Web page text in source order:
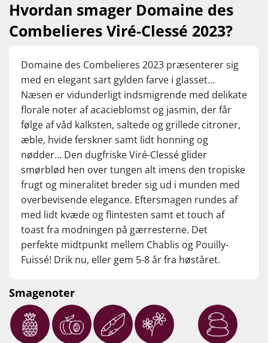
været langt dyrere. Nu kan du endelig få rislende lækker
hvid Bourgogne til det den burde koste.
Nyd den som aperitif eller til fisk og skaldyr, sushi, tapas,
fjerkræ, lette svamperetter og cremede oste. Servér ved 10-
12°C
er det kun positivt. For det er saftigt,
læskende og juicy på en måde, man sjældent
Normalpris kr. 249,95, Set til kr. 129,95
|Supervin | 5 Stj., 93 Pts.
Hvordan smager Domaine des
Combelieres Viré-Clessé 2023?
Domaine des Combelieres 2023 præsenterer sig
med en elegant sart gylden farve i glasset…
Næsen er vidunderligt indsmigrende med delikate
florale noter af acacieblomst og jasmin, der får
følge af våd kalksten, saltede og grillede citroner,
æble, hvide ferskner samt lidt honning og
nødder… Den dugfriske Viré-Clessé glider
smørblød hen over tungen alt imens den tropiske
frugt og mineralitet breder sig ud i munden med
overbevisende elegance. Eftersmagen rundes af
med lidt kvæde og flintesten samt et touch af
toast fra modningen på gærresterne. Det
perfekte midtpunkt mellem Chablis og Pouilly-
Fuissé! Drik nu, eller gem 5-8 år fra høståret.
Smagenoter